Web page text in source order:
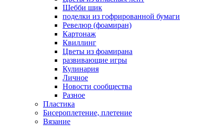
Шебби шик
поделки из гофрированной бумаги
Ревелюр (фоамиран)
Картонаж
Квиллинг
Цветы из фоамирана
развивающие игры
Кулинария
Личное
Новости сообщества
Разное
Пластика
Бисероплетение, плетение
Вязание